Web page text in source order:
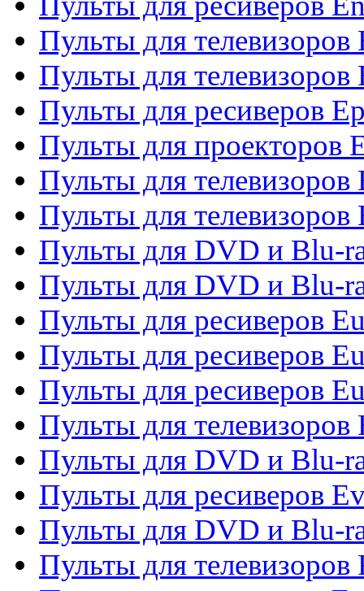
Пульты для телевизоров
Пульты для телевизоров
Пульты для ресиверов
Пульты для проекторов
Пульты для телевизоров
Пульты для телевизоров
Пульты для DVD и Blu-
Пульты для DVD и Blu-
Пульты для ресиверов
Пульты для ресиверов
Пульты для ресиверов
Пульты для телевизоров
Пульты для DVD и Blu-
Пульты для ресиверов
Пульты для DVD и Blu-
Пульты для телевизоров